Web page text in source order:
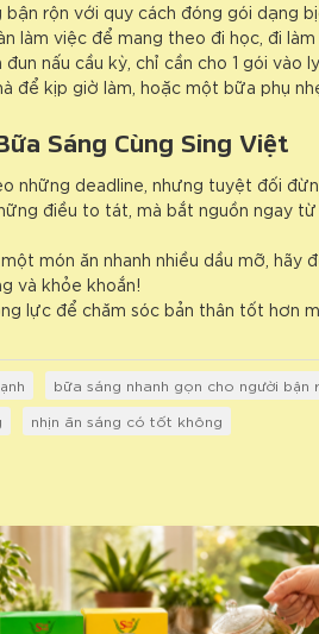
bận rộn với quy cách đóng gói dạng
làm việc để mang theo đi học, đi làm
đun nấu cầu kỳ, chỉ cần cho 1 gói
để kịp giờ làm, hoặc một bữa phụ
Sáng Cùng Sing Việt
những deadline, nhưng tuyệt đối
điều to tát, mà bắt nguồn ngay
món ăn nhanh nhiều dầu mỡ, hãy
và khỏe khoắn!
lực để chăm sóc bản thân tốt hơn
bữa sáng nhanh gọn cho người bận
nhịn ăn sáng có tốt không